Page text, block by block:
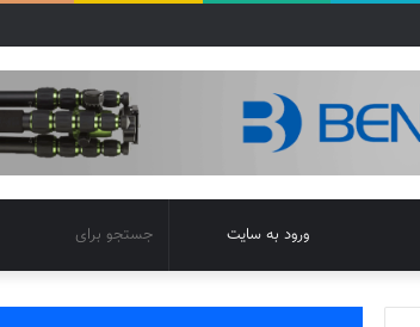
تغییر
پوسته
ورود به سایت